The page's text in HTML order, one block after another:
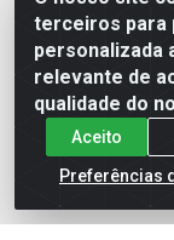
terceiros para
personalizada
relevante de
qualidade do
Aceito
Preferências
Ipiranga
Hannas, 101